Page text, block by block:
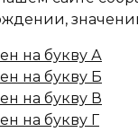
на букву А
на букву Б
на букву В
на букву Г